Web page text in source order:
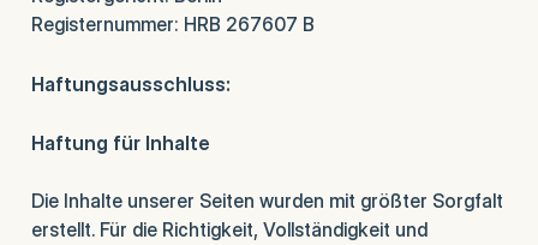
Registernummer: HRB 267607 B
Haftungsausschluss:
Haftung für Inhalte
Die Inhalte unserer Seiten wurden mit größter Sorgfalt
erstellt. Für die Richtigkeit, Vollständigkeit und